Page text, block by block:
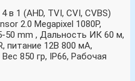
в 1 (AHD, TVI, CVI, CVBS)
2.0 Megapixel 1080P,
50 mm , Дальность ИК 60 м,
питание 12В 800 мА,
850 гр, IP66, Рабочая